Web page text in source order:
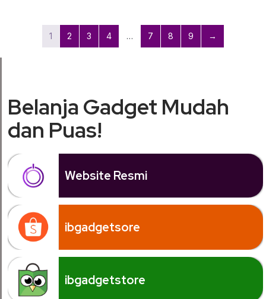
1 2 3 4 … 7 8 9 →
Belanja Gadget Mudah
dan Puas!
Website Resmi
ibgadgetsore
ibgadgetstore